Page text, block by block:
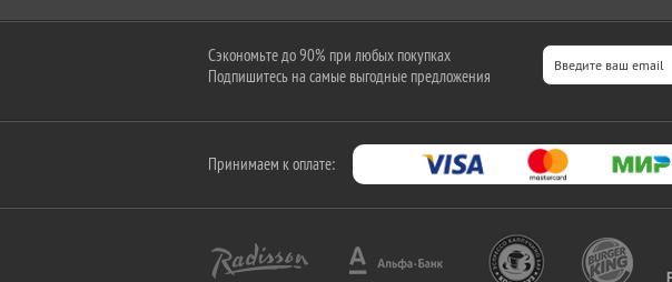
Сэкономьте до 90% при любых покупках
Подпишитесь на самые выгодные предложения
Принимаем к оплате: